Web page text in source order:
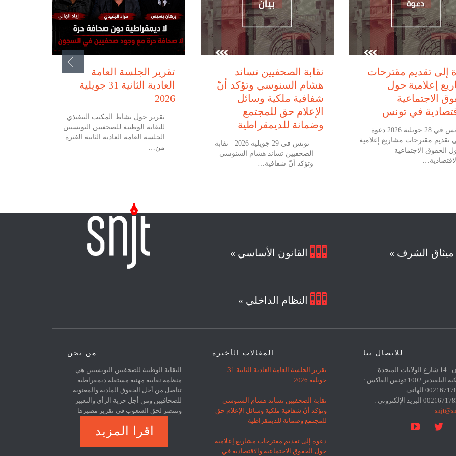
تقرير الجلسة العامة
العادية الثانية 31 جويلية
2026
تقرير حول نشاط المكتب التنفيذي
للنقابة الوطنية للصحفيين التونسيين
الجلسة العامة العادية الثانية الفترة:
من…
نقابة الصحفيين تساند
هشام السنوسي وتؤكد أنّ
شفافية ملكية وسائل
الإعلام حق للمجتمع
وضمانة للديمقراطية
تونس في 29 جويلية 2026 نقابة
الصحفيين تساند هشام السنوسي
وتؤكد أنّ شفافية…
إلى تقديم مقترحات
إعلامية حول
الاجتماعية
في تونس
تونس في 28 جويلية 2026 دعوة
تقديم مقترحات مشاريع إعلامية
الحقوق الاجتماعية
 القانون الأساسي »
 النظام الداخلي »
ميثاق الشرف »
من نحن
النقابة الوطنية للصحفيين التونسيين هي
منظمة نقابية مهنية مستقلة ديمقراطية
تناضل من أجل الحقوق المادية والمعنوية
للصحافيين ومن أجل حرية الرأي والتعبير
وتنتصر لحق الشعوب في تقرير مصيرها
اقرا المزيد
المقالات الأخيرة
تقرير الجلسة العامة العادية الثانية 31
جويلية 2026
نقابة الصحفيين تساند هشام السنوسي
وتؤكد أنّ شفافية ملكية وسائل الإعلام حق
للمجتمع وضمانة للديمقراطية
دعوة إلى تقديم مقترحات مشاريع إعلامية
حول الحقوق الاجتماعية والاقتصادية في
للاتصال بنا :
العنوان : 14 شارع الولايات المتحدة
الأمريكية البلفيدير 1002 تونس الفاكس :
0021671783383 الهاتف

